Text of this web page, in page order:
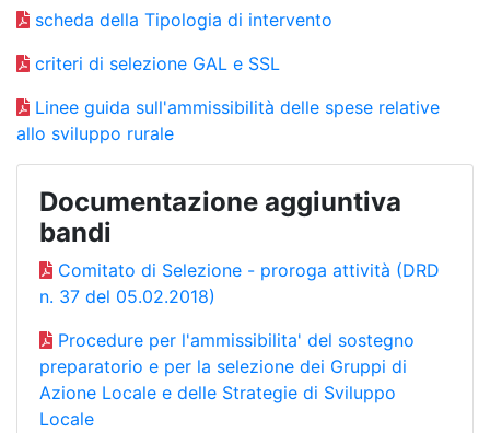
scheda della Tipologia di intervento
criteri di selezione GAL e SSL
Linee guida sull'ammissibilità delle spese relative
allo sviluppo rurale
Documentazione aggiuntiva
bandi
Comitato di Selezione - proroga attività (DRD
n. 37 del 05.02.2018)
Procedure per l'ammissibilita' del sostegno
preparatorio e per la selezione dei Gruppi di
Azione Locale e delle Strategie di Sviluppo
Locale